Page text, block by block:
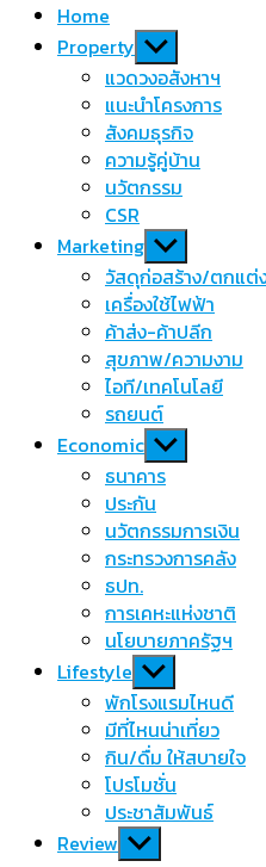
Home
Property Show
sub
menu
แวดวงอสังหาฯ
แนะนำโครงการ
สังคมธุรกิจ
ความรู้คู่บ้าน
นวัตกรรม
CSR
Marketing Show
sub
menu
วัสดุก่อสร้าง/ตกแต่
เครื่องใช้ไฟฟ้า
ค้าส่ง-ค้าปลีก
สุขภาพ/ความงาม
ไอที/เทคโนโลยี
รถยนต์
Economic Show
sub
menu
ธนาคาร
ประกัน
นวัตกรรมการเงิน
กระทรวงการคลัง
ธปท.
การเคหะแห่งชาติ
นโยบายภาครัฐฯ
Lifestyle Show
sub
menu
พักโรงแรมไหนดี
มีที่ไหนน่าเที่ยว
กิน/ดื่ม ให้สบายใจ
โปรโมชั่น
ประชาสัมพันธ์
Review Show